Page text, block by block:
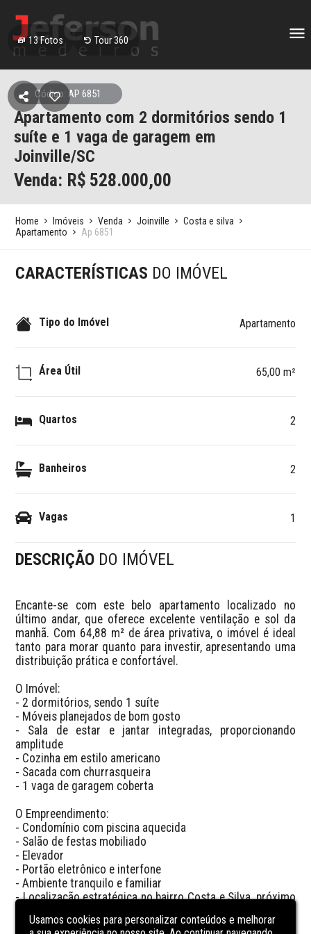
13 Fotos Tour 360
Código: AP 6851
Apartamento com 2 dormitórios sendo 1
suíte e 1 vaga de garagem em
Joinville/SC
Venda: R$ 528.000,00
Home Imóveis Venda Joinville
Costa e silva
Apartamento
Ap 6851
CARACTERÍSTICAS DO IMÓVEL
Tipo do Imóvel Apartamento
Área Útil 65,00 m²
Quartos 2
Banheiros 2
Vagas 1
DESCRIÇÃO DO IMÓVEL
Encante-se com este belo apartamento localizado no
último andar, que oferece excelente ventilação e sol da
manhã. Com 64,88 m² de área privativa, o imóvel é ideal
tanto para morar quanto para investir, apresentando uma
distribuição prática e confortável.
O Imóvel:
- 2 dormitórios, sendo 1 suíte
- Móveis planejados de bom gosto
- Sala de estar e jantar integradas, proporcionando
amplitude
- Cozinha em estilo americano
- Sacada com churrasqueira
- 1 vaga de garagem coberta
O Empreendimento:
- Condomínio com piscina aquecida
- Salão de festas mobiliado
- Elevador
- Portão eletrônico e interfone
- Ambiente tranquilo e familiar
- Localização estratégica no bairro Costa e Silva, próximo
Industrial e à BR-101, além de estar cercado por
Usamos cookies para personalizar conteúdos e melhorar